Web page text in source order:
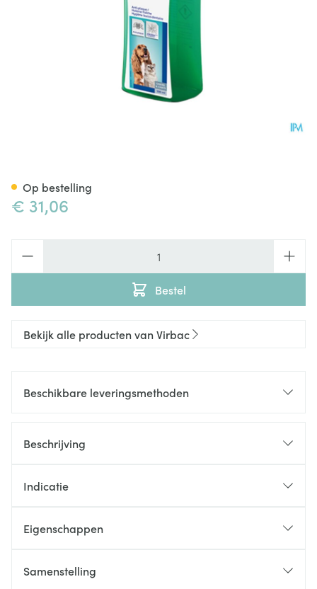
€ 31,06
Bestel
Op bestelling
Bekijk alle producten van Virbac
Beschikbare leveringsmethoden
Beschrijving
Indicatie
Eigenschappen
Samenstelling